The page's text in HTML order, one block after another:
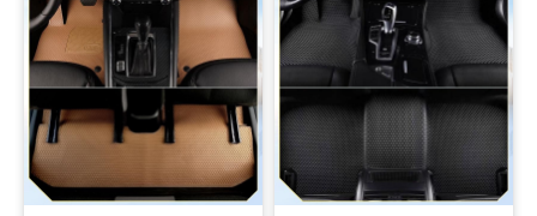
Nhược điểm của thảm 6D
So sánh thảm 6D ô tô với các loại thảm lót sàn khác
Để giúp bạn có cái nhìn rõ ràng hơn trước khi lựa chọn, phần dưới
đây sẽ so sánh thảm lót sàn 6D với các loại thảm khác dựa trên
những tiêu chí sử dụng thực tế.